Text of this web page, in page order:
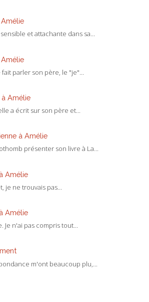
Amélie
et attachante dans sa...
Amélie
parler son père, le "je"...
à Amélie
a écrit sur son père et...
à Amélie
présenter son livre à La...
Amélie
je ne trouvais pas...
Amélie
Je n'ai pas compris tout...
m'ont beaucoup plu,...